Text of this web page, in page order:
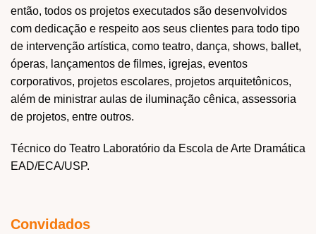
então, todos os projetos executados são desenvolvidos
com dedicação e respeito aos seus clientes para todo tipo
de intervenção artística, como teatro, dança, shows, ballet,
óperas, lançamentos de filmes, igrejas, eventos
corporativos, projetos escolares, projetos arquitetônicos,
além de ministrar aulas de iluminação cênica, assessoria
de projetos, entre outros.
Técnico do Teatro Laboratório da Escola de Arte Dramática
EAD/ECA/USP.
Convidados